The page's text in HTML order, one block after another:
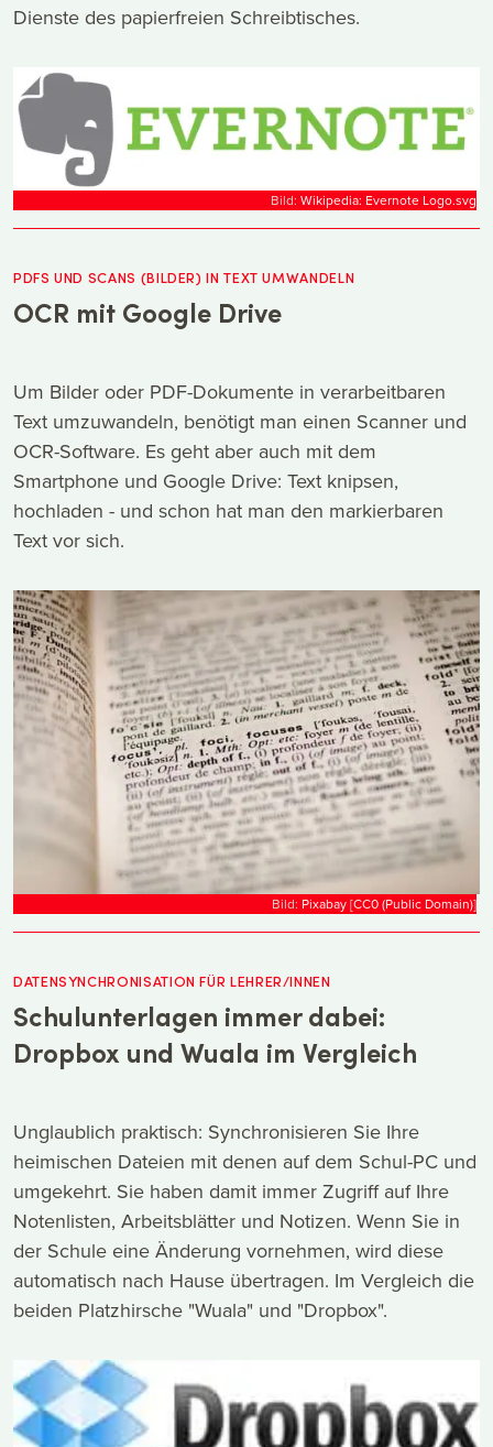
Dienste des papierfreien Schreibtisches.
Bild: Wikipedia: Evernote Logo.svg
PDFS UND SCANS (BILDER) IN TEXT UMWANDELN
OCR mit Google Drive
Um Bilder oder PDF-Dokumente in verarbeitbaren
Text umzuwandeln, benötigt man einen Scanner und
OCR-Software. Es geht aber auch mit dem
Smartphone und Google Drive: Text knipsen,
hochladen - und schon hat man den markierbaren
Text vor sich.
Bild: Pixabay[CC0 (Public Domain)]
DATENSYNCHRONISATION FÜR LEHRER/INNEN
Schulunterlagen immer dabei:
Dropbox und Wuala im Vergleich
Unglaublich praktisch: Synchronisieren Sie Ihre
heimischen Dateien mit denen auf dem Schul-PC und
umgekehrt. Sie haben damit immer Zugriff auf Ihre
Notenlisten, Arbeitsblätter und Notizen. Wenn Sie in
der Schule eine Änderung vornehmen, wird diese
automatisch nach Hause übertragen. Im Vergleich die
beiden Platzhirsche "Wuala" und "Dropbox".